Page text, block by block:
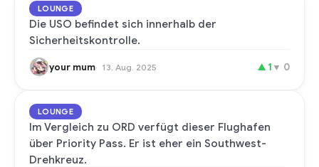
LOUNGE
Die USO befindet sich innerhalb der
Sicherheitskontrolle.
your mum 13. Aug. 2025 ▲ 1 ▼ 0
LOUNGE
Im Vergleich zu ORD verfügt dieser Flughafen
über Priority Pass. Er ist eher ein Southwest-
Drehkreuz.